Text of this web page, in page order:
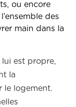
ou encore
des
main dans la
est propre,
la
le logement.